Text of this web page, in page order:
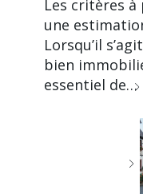
Les critères
une
Lorsqu’il
bien
essentiel de…